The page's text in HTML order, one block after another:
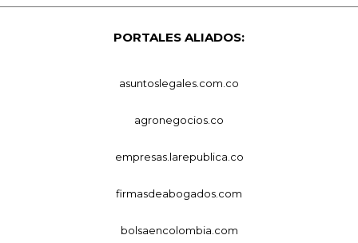
PORTALES ALIADOS:
asuntoslegales.com.co
agronegocios.co
empresas.larepublica.co
firmasdeabogados.com
bolsaencolombia.com